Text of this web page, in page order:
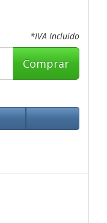
*IVA Incluido
Comprar